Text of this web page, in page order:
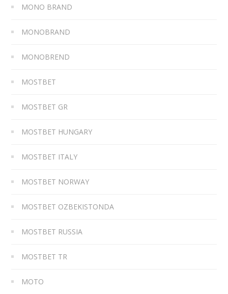
MONO BRAND
MONOBRAND
MONOBREND
MOSTBET
MOSTBET GR
MOSTBET HUNGARY
MOSTBET ITALY
MOSTBET NORWAY
MOSTBET OZBEKISTONDA
MOSTBET RUSSIA
MOSTBET TR
MOTO